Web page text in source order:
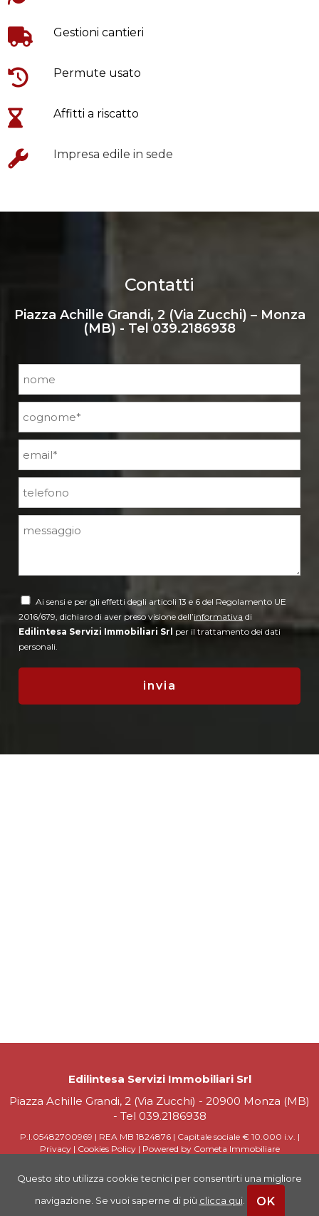
Questo sito utilizza cookie tecnici per consentirti una migliore
navigazione. Se vuoi saperne di più clicca qui. OK
Gestioni cantieri
Permute usato
Affitti a riscatto
Impresa edile in sede
Contatti
Piazza Achille Grandi, 2 (Via Zucchi) – Monza
(MB) - Tel 039.2186938
Ai sensi e per gli effetti degli articoli 13 e 6 del Regolamento UE
2016/679, dichiaro di aver preso visione dell’informativa di
Edilintesa Servizi Immobiliari Srl per il trattamento dei dati
personali.
Edilintesa Servizi Immobiliari Srl
Piazza Achille Grandi, 2 (Via Zucchi) - 20900 Monza (MB)
- Tel 039.2186938
P.I.05482700969 | REA MB 1824876 | Capitale sociale € 10.000 i.v. |
Privacy| Cookies Policy| Powered by Cometa Immobiliare